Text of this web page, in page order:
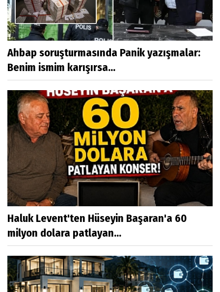
Ahbap soruşturmasında Panik yazışmalar:
Benim ismim karışırsa...
Haluk Levent'ten Hüseyin Başaran'a 60
milyon dolara patlayan...